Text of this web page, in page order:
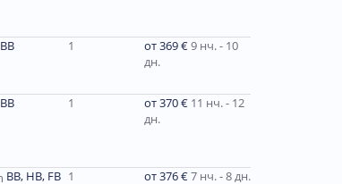
BB 1 от 369 €9 нч. - 10
дн.
BB 1 от 370 € 11 нч. - 12
дн.
BB, HB, FB 1 от 376 €7 нч. - 8 дн.